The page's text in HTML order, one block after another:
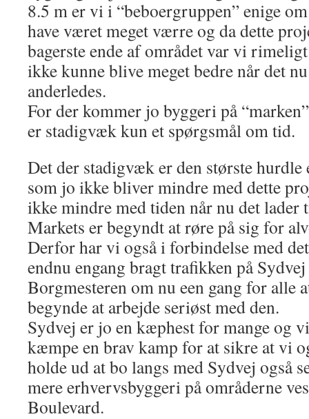
8.5 m er vi i “beboergruppen” enige
have været meget værre og da dette
bagerste ende af området var vi
ikke kunne blive meget bedre når det
anderledes.
For der kommer jo byggeri på
er stadigvæk kun et spørgsmål om tid.
Det der stadigvæk er den største
som jo ikke bliver mindre med dette
ikke mindre med tiden når nu det lader
Markets er begyndt at røre på sig for
Derfor har vi også i forbindelse med
endnu engang bragt trafikken på
Borgmesteren om nu een gang for alle
begynde at arbejde seriøst med den.
Sydvej er jo en kæphest for mange og
kæmpe en brav kamp for at sikre at vi
holde ud at bo langs med Sydvej også
mere erhvervsbyggeri på områderne
Boulevard.